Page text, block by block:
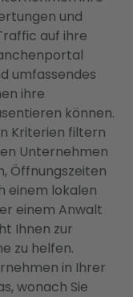
und
auf ihre
umfassendes
ihre
können.
Kriterien filtern
Unternehmen
Öffnungszeiten
einem lokalen
einem Anwalt
Ihnen zur
zu helfen.
in Ihrer
wonach Sie